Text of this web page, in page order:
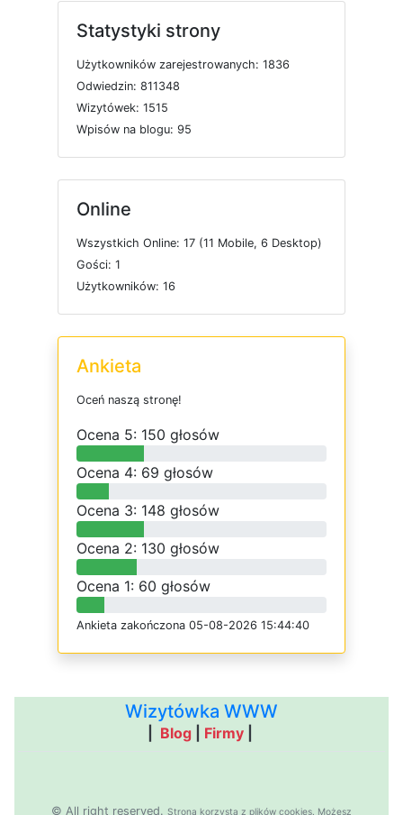
Statystyki strony
Użytkowników zarejestrowanych: 1836
Odwiedzin: 811348
Wizytówek: 1515
Wpisów na blogu: 95
Online
Wszystkich Online: 17 (11 Mobile, 6 Desktop)
Gości: 1
Użytkowników: 16
Ankieta
Oceń naszą stronę!
Ocena 5: 150 głosów
Ocena 4: 69 głosów
Ocena 3: 148 głosów
Ocena 2: 130 głosów
Ocena 1: 60 głosów
Ankieta zakończona 05-08-2026 15:44:40
Wizytówka WWW
Blog Firmy
© All right reserved. Strona korzysta z plików cookies. Możesz